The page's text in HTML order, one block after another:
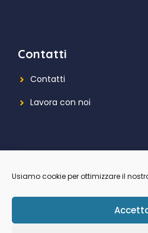
Usiamo cookie per ottimizzare il
Contatti
Contatti
Lavora con noi